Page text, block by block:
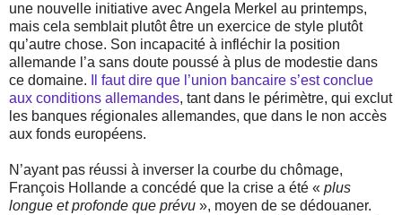
une nouvelle initiative avec Angela Merkel au printemps,
mais cela semblait plutôt être un exercice de style plutôt
qu’autre chose. Son incapacité à infléchir la position
allemande l’a sans doute poussé à plus de modestie dans
ce domaine.
Il faut dire que l’union bancaire s’est conclue
aux conditions allemandes, tant dans le périmètre, qui exclut
les banques régionales allemandes, que dans le non accès
aux fonds européens.
N’ayant pas réussi à inverser la courbe du chômage,
François Hollande a concédé que la crise a été « plus
longue et profonde que prévu », moyen de se dédouaner.